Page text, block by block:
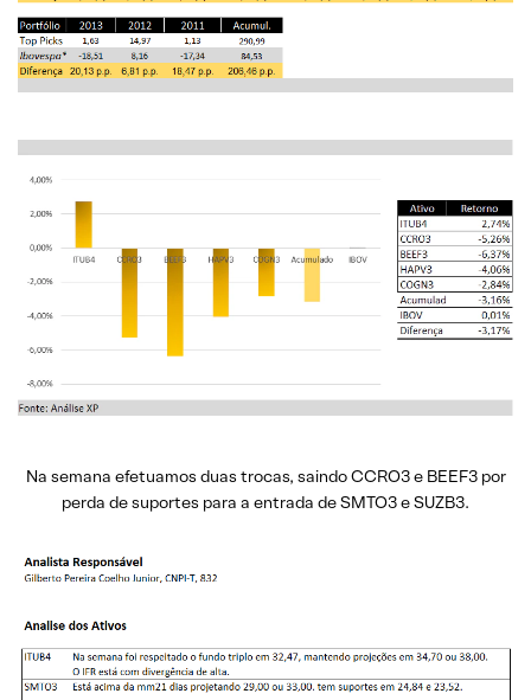
Na semana efetuamos duas trocas, saindo CCRO3 e BEEF3 por
perda de suportes para a entrada de SMTO3 e SUZB3.